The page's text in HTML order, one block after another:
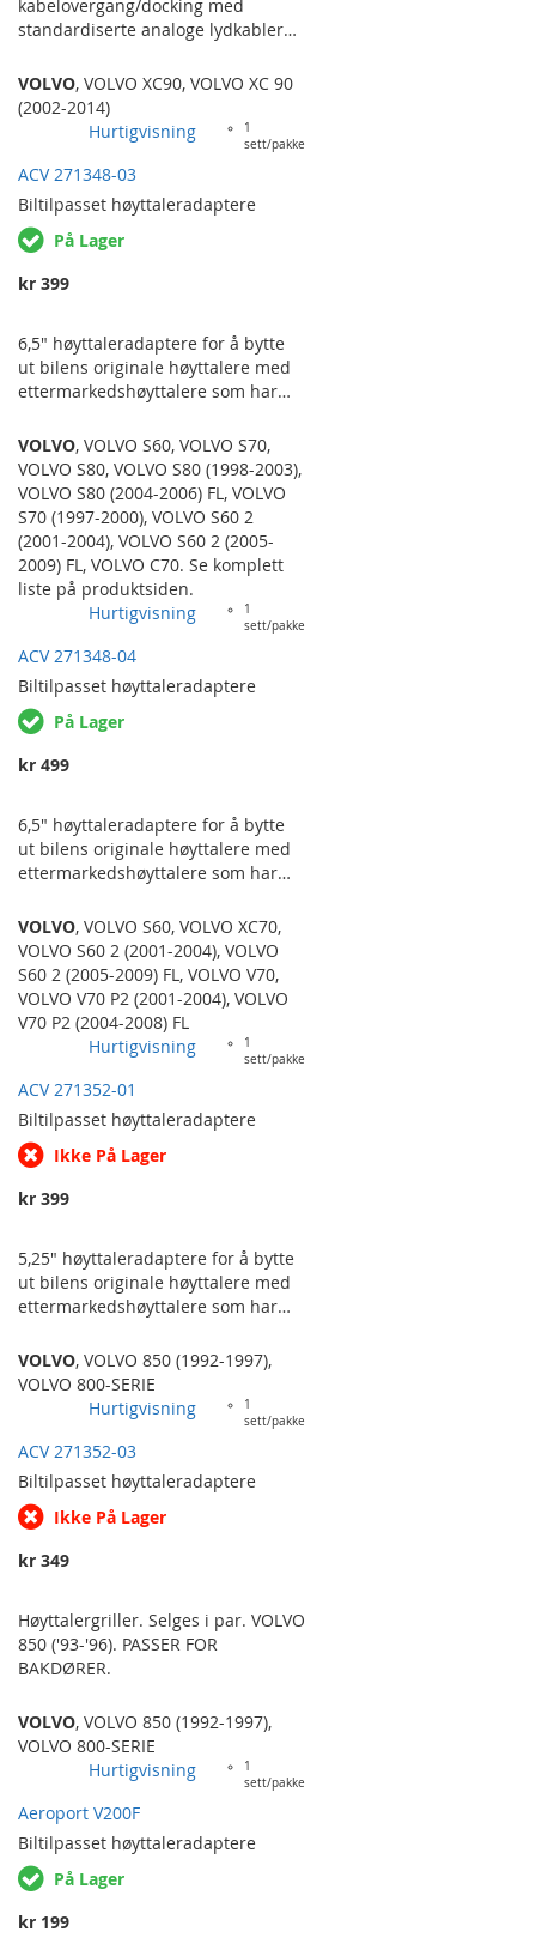
kabelovergang/docking med
standardiserte analoge lydkabler
plassering i bilen ved bytte til en
ettermarkedsradio. Passer til
følgende bilmodeller: VOLVO CX 90
('03-'14). PASSER FOR MODELLER
SOM HAR AUX-INNGANG
ORIGINALT FRA FABRIKK.
VOLVO, VOLVO XC90, VOLVO XC 90
(2002-2014)
Hurtigvisning
1
sett/pakke
ACV 271348-03
Biltilpasset høyttaleradaptere
På Lager
kr 399
6,5" høyttaleradaptere for å bytte
ut bilens originale høyttalere med
ettermarkedshøyttalere som har
Selges i par. VOLVO C70 ('97-
'05), S60/V60 ('00-'08), S70 ('96-
'99), S80 ('98-'05). HATTEHYLLE.
VOLVO, VOLVO S60, VOLVO S70,
VOLVO S80, VOLVO S80 (1998-2003),
VOLVO S80 (2004-2006) FL, VOLVO
S70 (1997-2000), VOLVO S60 2
(2001-2004), VOLVO S60 2 (2005-
2009) FL, VOLVO C70. Se komplett
liste på produktsiden.
Hurtigvisning
1
sett/pakke
ACV 271348-04
Biltilpasset høyttaleradaptere
På Lager
kr 499
6,5" høyttaleradaptere for å bytte
ut bilens originale høyttalere med
ettermarkedshøyttalere som har
Selges i par. VOLVO S60 ('00-
'08), V70 ('00-'07), XC70 ('00-'07)
FRAMDØRER.
VOLVO, VOLVO S60, VOLVO XC70,
VOLVO S60 2 (2001-2004), VOLVO
S60 2 (2005-2009) FL, VOLVO V70,
VOLVO V70 P2 (2001-2004), VOLVO
V70 P2 (2004-2008) FL
Hurtigvisning
1
sett/pakke
ACV 271352-01
Biltilpasset høyttaleradaptere
Ikke På Lager
kr 399
5,25" høyttaleradaptere for å bytte
ut bilens originale høyttalere med
ettermarkedshøyttalere som har
Selges i par. VOLVO 850 ('93-'96).
VOLVO, VOLVO 850 (1992-1997),
VOLVO 800-SERIE
Hurtigvisning
1
sett/pakke
ACV 271352-03
Biltilpasset høyttaleradaptere
Ikke På Lager
kr 349
Høyttalergriller. Selges i par. VOLVO
850 ('93-'96). PASSER FOR
BAKDØRER.
VOLVO, VOLVO 850 (1992-1997),
VOLVO 800-SERIE
Hurtigvisning
1
sett/pakke
Aeroport V200F
Biltilpasset høyttaleradaptere
På Lager
kr 199